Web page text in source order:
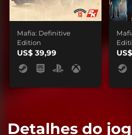
Mafia: Definitive
Edition
US$ 39,99
Detalhes do